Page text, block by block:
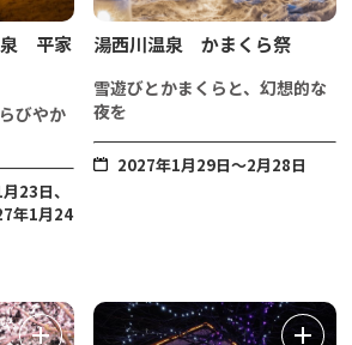
泉 平家
びやか
23日、
年1月24
湯西川温泉 かまくら祭
雪遊びとかまくらと、幻想的な
夜を
2027年1月29日～2月28日